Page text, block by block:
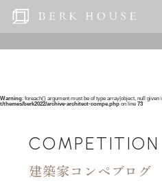
Warning: foreach() argument must be of type array|object, null given
t/themes/berk2022/archive-architect-compe.phpon line 73
COMPETITION
建築家コンペブログ